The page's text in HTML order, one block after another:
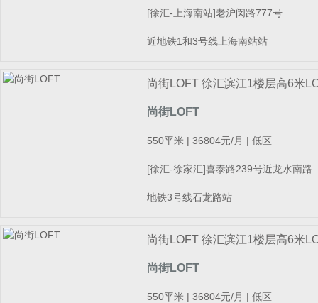
[徐汇-上海南站]老沪闵路777号
近地铁1和3号线上海南站站
尚街LOFT 徐汇滨江1楼层高6米
尚街LOFT
550平米 | 36804元/月 | 低区
[徐汇-徐家汇]喜泰路239号近龙水南路
地铁3号线石龙路站
尚街LOFT 徐汇滨江1楼层高6米
尚街LOFT
550平米 | 36804元/月 | 低区